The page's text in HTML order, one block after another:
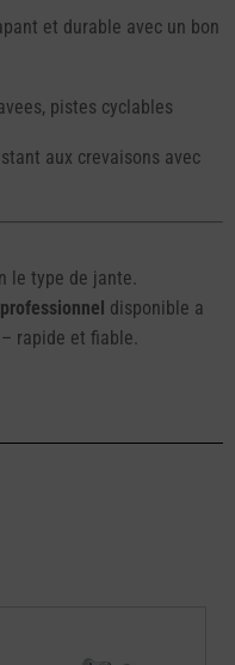
et durable avec un bon
pistes cyclables
aux crevaisons avec
le type de jante.
disponible a
– rapide et fiable.